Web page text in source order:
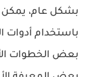
بشكل عام،
باستخدام أدوات
بعض الخطوات